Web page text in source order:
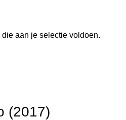
aan je selectie voldoen.
(2017)